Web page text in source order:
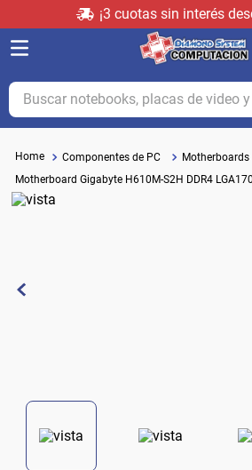
¡3 cuotas sin interés
Buscar notebooks, placas de video y
Componentes de PC Motherboards
Motherboard Gigabyte H610M-S2H DDR4